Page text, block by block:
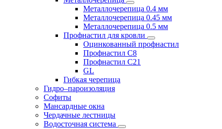
Металлочерепица 0.4 мм
Металлочерепица 0.45 мм
Металлочерепица 0.5 мм
Профнастил для кровли
Оцинкованный профнастил
Профнастил С8
Профнастил С21
GL
Гибкая черепица
Гидро–пароизоляция
Софиты
Мансардные окна
Чердачные лестницы
Водосточная система